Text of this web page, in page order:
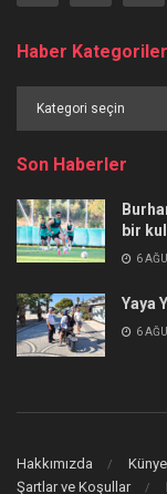
Haber
Kategorileri
Son Haberler
bir
6
Yaya
6
Hakkımızda Künye
Şartlar ve Koşullar